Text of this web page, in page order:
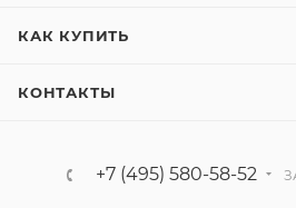
КАК КУПИТЬ
КОНТАКТЫ
+7 (495) 580-58-52